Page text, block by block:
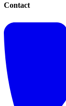
Contact